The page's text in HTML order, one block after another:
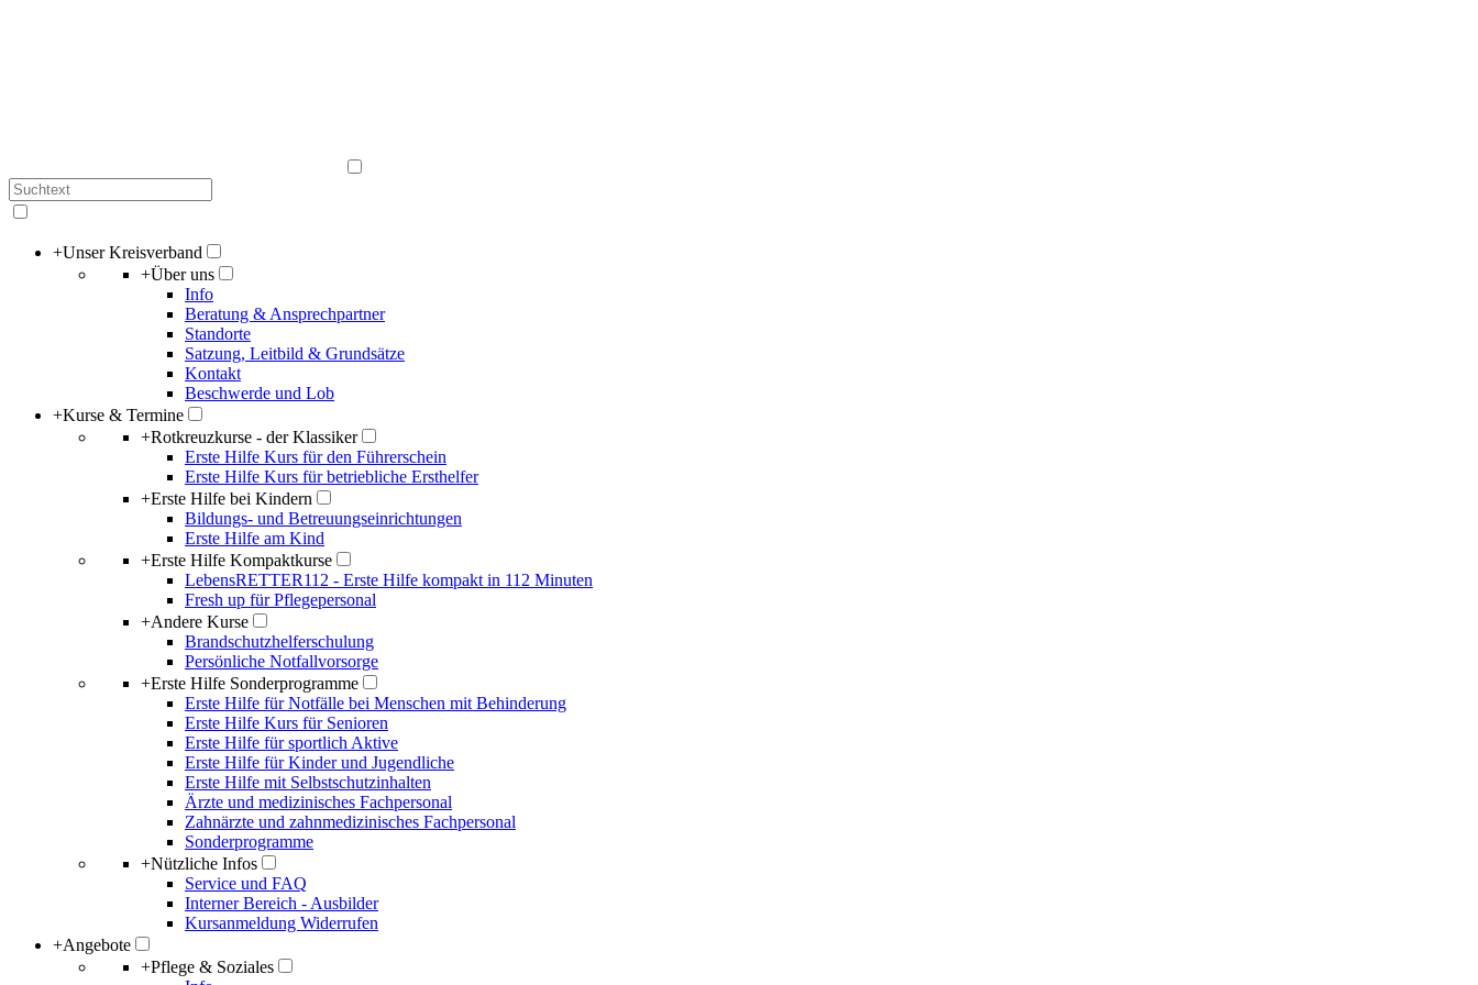
+Unser Kreisverband
+Über uns
Info
Beratung & Ansprechpartner
Standorte
Satzung, Leitbild & Grundsätze
Kontakt
Beschwerde und Lob
+Kurse & Termine
+Rotkreuzkurse - der Klassiker
Erste Hilfe Kurs für den Führerschein
Erste Hilfe Kurs für betriebliche Ersthelfer
+Erste Hilfe bei Kindern
Bildungs- und Betreuungseinrichtungen
Erste Hilfe am Kind
+Erste Hilfe Kompaktkurse
LebensRETTER112 - Erste Hilfe kompakt in 112 Minuten
Fresh up für Pflegepersonal
+Andere Kurse
Brandschutzhelferschulung
Persönliche Notfallvorsorge
+Erste Hilfe Sonderprogramme
Erste Hilfe für Notfälle bei Menschen mit Behinderung
Erste Hilfe Kurs für Senioren
Erste Hilfe für sportlich Aktive
Erste Hilfe für Kinder und Jugendliche
Erste Hilfe mit Selbstschutzinhalten
Ärzte und medizinisches Fachpersonal
Zahnärzte und zahnmedizinisches Fachpersonal
Sonderprogramme
+Nützliche Infos
Service und FAQ
Interner Bereich - Ausbilder
Kursanmeldung Widerrufen
+Angebote
+Pflege & Soziales